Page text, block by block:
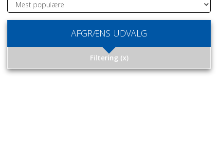
AFGRÆNS UDVALG
Toggle
Filtering(x)